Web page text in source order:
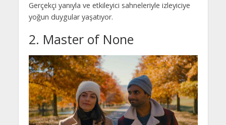
Gerçekçi yanıyla ve etkileyici sahneleriyle izleyiciye
yoğun duygular yaşatıyor.
2. Master of None